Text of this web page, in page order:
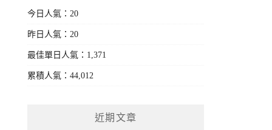
今日人氣：20
昨日人氣：20
最佳單日人氣：1,371
累積人氣：44,012
近期文章